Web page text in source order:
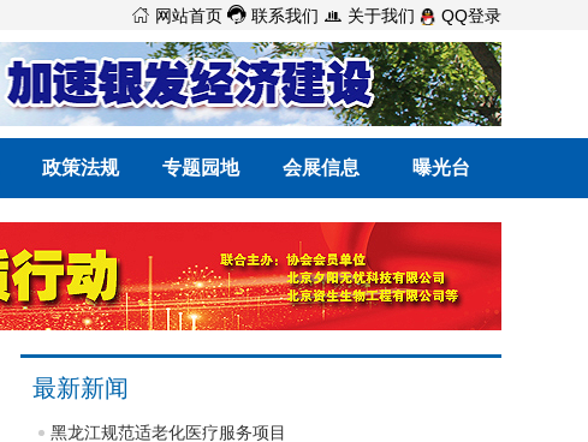
 网站首页  联系我们  关于我们 QQ登录
政策法规 专题园地 会展信息 曝光台
最新新闻
黑龙江规范适老化医疗服务项目